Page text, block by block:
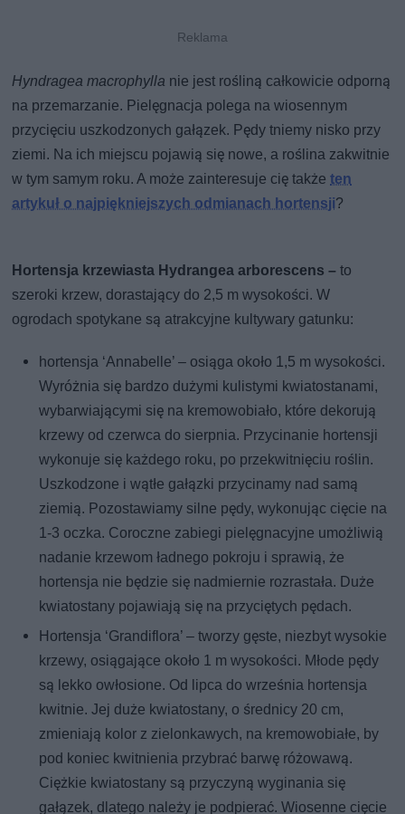
Hyndragea macrophylla nie jest rośliną całkowicie odporną
na przemarzanie. Pielęgnacja polega na wiosennym
przycięciu uszkodzonych gałązek. Pędy tniemy nisko przy
ziemi. Na ich miejscu pojawią się nowe, a roślina zakwitnie
w tym samym roku. A może zainteresuje cię takżeten
artykuł o najpiękniejszych odmianach hortensji?
Hortensja krzewiasta Hydrangea arborescens –to
szeroki krzew, dorastający do 2,5 m wysokości. W
ogrodach spotykane są atrakcyjne kultywary gatunku:
hortensja ‘Annabelle’ – osiąga około 1,5 m wysokości.
Wyróżnia się bardzo dużymi kulistymi kwiatostanami,
wybarwiającymi się na kremowobiało, które dekorują
krzewy od czerwca do sierpnia. Przycinanie hortensji
wykonuje się każdego roku, po przekwitnięciu roślin.
Uszkodzone i wątłe gałązki przycinamy nad samą
ziemią. Pozostawiamy silne pędy, wykonując cięcie na
1-3 oczka. Coroczne zabiegi pielęgnacyjne umożliwią
nadanie krzewom ładnego pokroju i sprawią, że
hortensja nie będzie się nadmiernie rozrastała. Duże
kwiatostany pojawiają się na przyciętych pędach.
Hortensja ‘Grandiflora’ – tworzy gęste, niezbyt wysokie
krzewy, osiągające około 1 m wysokości. Młode pędy
są lekko owłosione. Od lipca do września hortensja
kwitnie. Jej duże kwiatostany, o średnicy 20 cm,
zmieniają kolor z zielonkawych, na kremowobiałe, by
pod koniec kwitnienia przybrać barwę różowawą.
Ciężkie kwiatostany są przyczyną wyginania się
gałązek, dlatego należy je podpierać. Wiosenne cięcie